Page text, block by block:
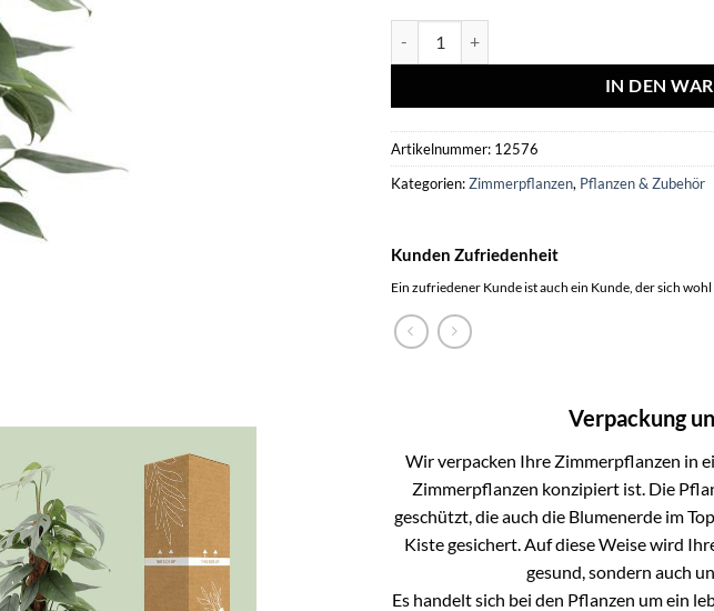
IN DEN
Artikelnummer: 12576
Kategorien:Zimmerpflanzen, Pflanzen & Zubehör
Kunden Zufriedenheit
Ein zufriedener Kunde ist auch ein Kunde, der sich
Verpackung
Wir verpacken Ihre Zimmerpflanzen in
Zimmerpflanzen konzipiert ist. Die
geschützt, die auch die Blumenerde im
Kiste gesichert. Auf diese Weise wird
gesund, sondern auch
Es handelt sich bei den Pflanzen um ein